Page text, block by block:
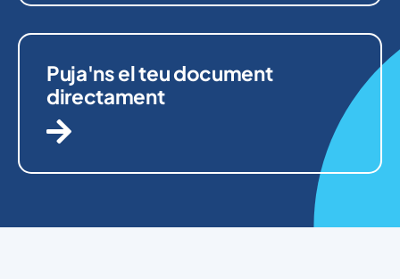
Puja'ns el teu document
directament